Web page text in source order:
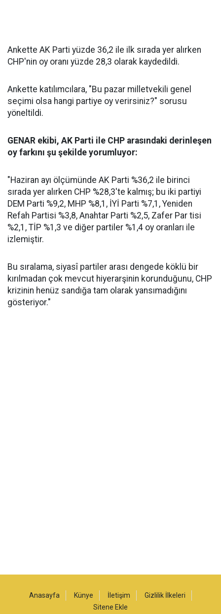
Ankette AK Parti yüzde 36,2 ile ilk sırada yer alırken
CHP'nin oy oranı yüzde 28,3 olarak kaydedildi.
Ankette katılımcılara, "Bu pazar milletvekili genel
seçimi olsa hangi partiye oy verirsiniz?" sorusu
yöneltildi.
GENAR ekibi, AK Parti ile CHP arasındaki derinleşen
oy farkını şu şekilde yorumluyor:
"Haziran ayı ölçümünde AK Parti %36,2 ile birinci
sırada yer alırken CHP %28,3'te kalmış; bu iki partiyi
DEM Parti %9,2, MHP %8,1, İYİ Parti %7,1, Yeniden
Refah Partisi %3,8, Anahtar Parti %2,5, Zafer Par tisi
%2,1, TİP %1,3 ve diğer partiler %1,4 oy oranları ile
izlemiştir.
Bu sıralama, siyasî partiler arası dengede köklü bir
kırılmadan çok mevcut hiyerarşinin korunduğunu, CHP
krizinin henüz sandığa tam olarak yansımadığını
gösteriyor."
Anasayfa Künye İletişim
Gizlilik İlkeleri
Sitene Ekle